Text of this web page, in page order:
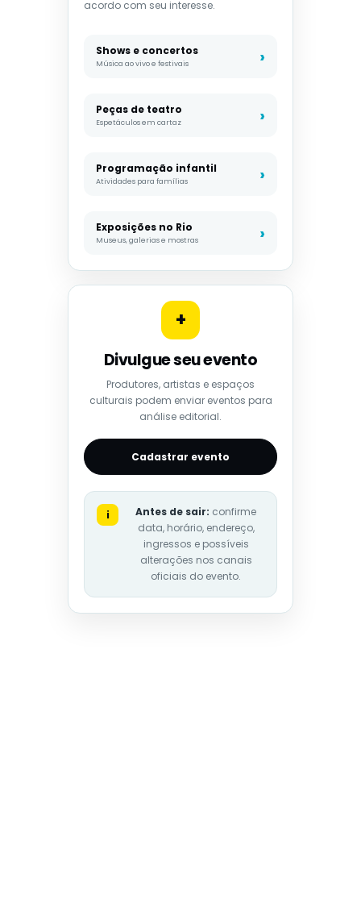
acordo com seu interesse.
Shows e concertos
Música ao vivo e festivais
Peças de teatro
Espetáculos em cartaz
Programação infantil
Atividades para famílias
Exposições no Rio
Museus, galerias e mostras
+
Divulgue seu evento
Produtores, artistas e espaços
culturais podem enviar eventos para
análise editorial.
Cadastrar evento
i Antes de sair: confirme
data, horário, endereço,
ingressos e possíveis
alterações nos canais
oficiais do evento.